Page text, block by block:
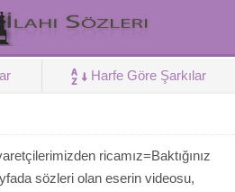
Harfe Göre Şarkılar
ricamız=Baktığınız
sözleri olan eserin videosu,